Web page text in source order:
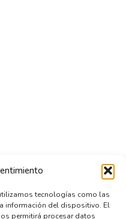
tecnologías como las
información del dispositivo. El
permitirá procesar datos